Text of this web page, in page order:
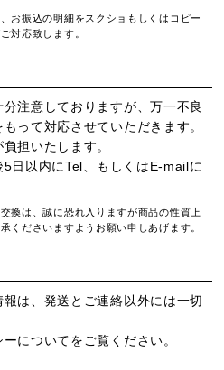
お振込の明細をスクショもしくはコピー
対応致します。
注意しておりますが、万一不良
って対応させていただきます。
担いたします。
日以内にTel、もしくはE-mailに
換は、誠に恐れ入りますが商品の性質上
くださいますようお願い申しあげます。
は、発送とご連絡以外には一切
ーについてをご覧ください。